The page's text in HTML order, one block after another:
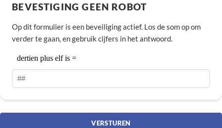
BEVESTIGING GEEN ROBOT
Op dit formulier is een beveiliging actief. Los de som op om
verder te gaan, en gebruik cijfers in het antwoord.